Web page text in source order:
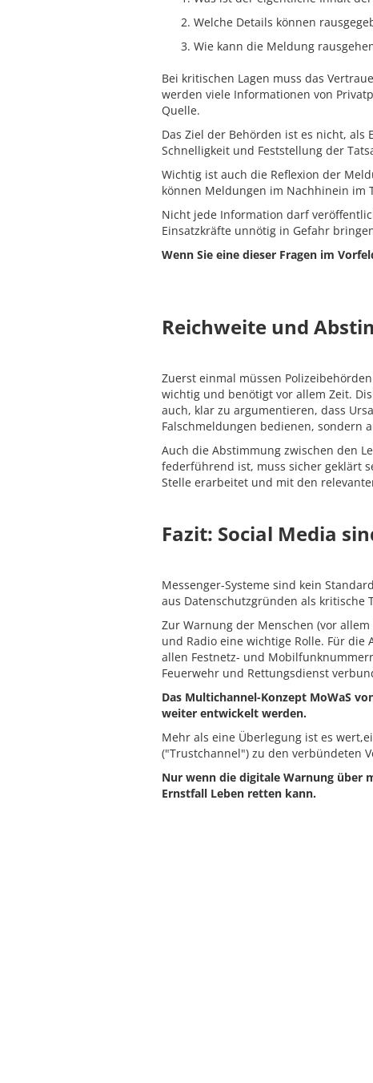
Welche Details können
Wie kann die Meldung
Bei kritischen Lagen muss das
werden viele Informationen von
Quelle.
Das Ziel der Behörden ist es nicht,
Schnelligkeit und Feststellung der
Wichtig ist auch die Reflexion der
können Meldungen im Nachhinein im
Nicht jede Information darf
Einsatzkräfte unnötig in Gefahr
Wenn Sie eine dieser Fragen im
Reichweite und
Zuerst einmal müssen
wichtig und benötigt vor allem Zeit.
auch, klar zu argumentieren, dass
Falschmeldungen bedienen, sondern
Auch die Abstimmung zwischen den
federführend ist, muss sicher geklärt
Stelle erarbeitet und mit den
Fazit: Social Media
Messenger-Systeme sind kein
aus Datenschutzgründen als kritische
Zur Warnung der Menschen (vor
und Radio eine wichtige Rolle. Für
allen Festnetz- und
Feuerwehr und Rettungsdienst
Das Multichannel-Konzept MoWaS
weiter entwickelt werden.
Mehr als eine Überlegung ist es
("Trustchannel") zu den verbündeten
Nur wenn die digitale Warnung über
Ernstfall Leben retten kann.